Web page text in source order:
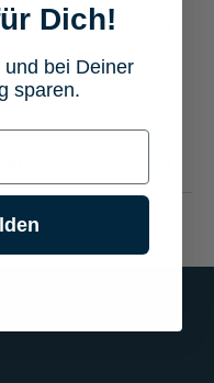
Dich!
bei Deiner
sparen.